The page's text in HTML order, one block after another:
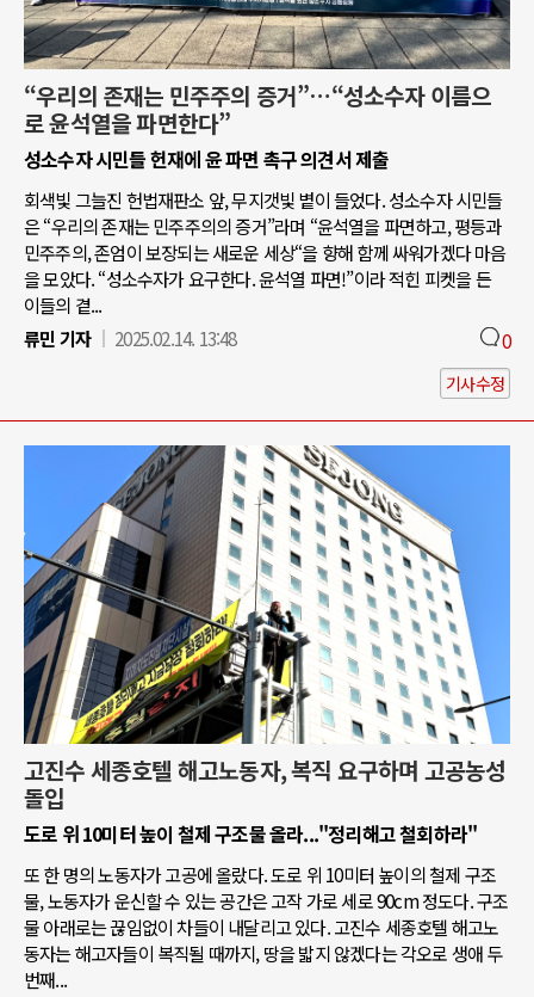
“우리의 존재는 민주주의 증거”…“성소수자 이름으
로 윤석열을 파면한다”
성소수자 시민들 헌재에 윤 파면 촉구 의견서 제출
회색빛 그늘진 헌법재판소 앞, 무지갯빛 볕이 들었다. 성소수자 시민들
은 “우리의 존재는 민주주의의 증거”라며 “윤석열을 파면하고, 평등과
민주주의, 존엄이 보장되는 새로운 세상“을 향해 함께 싸워가겠다 마음
을 모았다. “성소수자가 요구한다. 윤석열 파면!”이라 적힌 피켓을 든
이들의 곁...
류민 기자
2025.02.14. 13:48 0
기사수정
고진수 세종호텔 해고노동자, 복직 요구하며 고공농성
돌입
도로 위 10미터 높이 철제 구조물 올라..."정리해고 철회하라"
또 한 명의 노동자가 고공에 올랐다. 도로 위 10미터 높이의 철제 구조
물, 노동자가 운신할 수 있는 공간은 고작 가로 세로 90cm 정도다. 구조
물 아래로는 끊임없이 차들이 내달리고 있다. 고진수 세종호텔 해고노
동자는 해고자들이 복직될 때까지, 땅을 밟지 않겠다는 각오로 생애 두
번째...